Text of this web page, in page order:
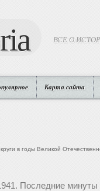
ВСЕ О
Карта сайта
в годы Великой
Последние